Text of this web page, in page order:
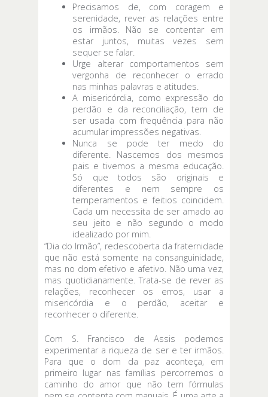
Precisamos de, com coragem e
serenidade, rever as relações entre
os irmãos. Não se contentar em
estar juntos, muitas vezes sem
sequer se falar.
Urge alterar comportamentos sem
vergonha de reconhecer o errado
nas minhas palavras e atitudes.
A misericórdia, como expressão do
perdão e da reconciliação, tem de
ser usada com frequência para não
acumular impressões negativas.
Nunca se pode ter medo do
diferente. Nascemos dos mesmos
pais e tivemos a mesma educação.
Só que todos são originais e
diferentes e nem sempre os
temperamentos e feitios coincidem.
Cada um necessita de ser amado ao
seu jeito e não segundo o modo
idealizado por mim.
“Dia do Irmão”, redescoberta da fraternidade
que não está somente na consanguinidade,
mas no dom efetivo e afetivo. Não uma vez,
mas quotidianamente. Trata-se de rever as
relações, reconhecer os erros, usar a
misericórdia e o perdão, aceitar e
reconhecer o diferente.
Com S. Francisco de Assis podemos
experimentar a riqueza de ser e ter irmãos.
Para que o dom da paz aconteça, em
primeiro lugar nas famílias percorremos o
caminho do amor que não tem fórmulas